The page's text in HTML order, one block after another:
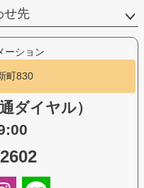
せ先
ーション
町830
ダイヤル）